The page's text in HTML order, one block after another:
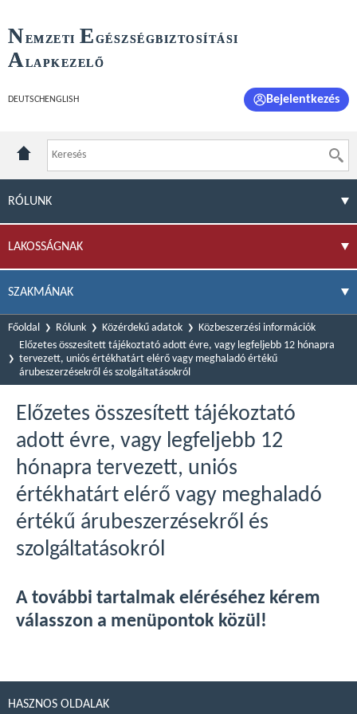
NEMZETI E GÉSZSÉGBIZTOSÍTÁSI
ALAPKEZELŐ
DEUTSCH ENGLISH Bejelentkezés
RÓLUNK
LAKOSSÁGNAK
SZAKMÁNAK
Főoldal Rólunk Közérdekű adatok
Közbeszerzési információk
Előzetes összesített tájékoztató adott évre, vagy legfeljebb 12 hónapra
tervezett, uniós értékhatárt elérő vagy meghaladó értékű
árubeszerzésekről és szolgáltatásokról
Előzetes összesített tájékoztató
adott évre, vagy legfeljebb 12
hónapra tervezett, uniós
értékhatárt elérő vagy meghaladó
értékű árubeszerzésekről és
szolgáltatásokról
A további tartalmak eléréséhez kérem
válasszon a menüpontok közül!
HASZNOS OLDALAK